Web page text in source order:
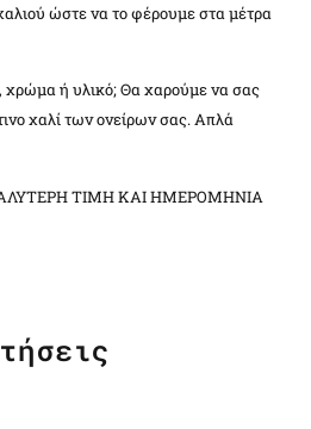
ώστε να το φέρουμε στα μέτρα
χρώμα ή υλικό; Θα χαρούμε να σας
χαλί των ονείρων σας. Απλά
ΤΙΜΗ ΚΑΙ ΗΜΕΡΟΜΗΝΙΑ